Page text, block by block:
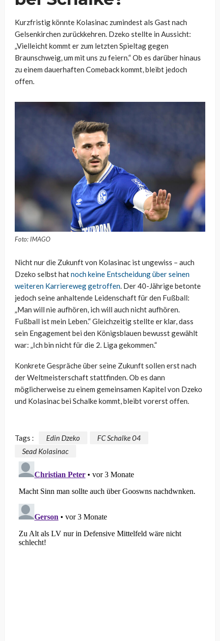
Kurzfristig könnte Kolasinac zumindest als Gast nach
Gelsenkirchen zurückkehren. Dzeko stellte in Aussicht:
„Vielleicht kommt er zum letzten Spieltag gegen
Braunschweig, um mit uns zu feiern.“ Ob es darüber hinaus
zu einem dauerhaften Comeback kommt, bleibt jedoch
offen.
Foto: IMAGO
Nicht nur die Zukunft von Kolasinac ist ungewiss – auch
Dzeko selbst hatnoch keine Entscheidung über seinen
weiteren Karriereweg getroffen . Der 40-Jährige betonte
jedoch seine anhaltende Leidenschaft für den Fußball:
„Man will nie aufhören, ich will auch nicht aufhören.
Fußball ist mein Leben.“ Gleichzeitig stellte er klar, dass
sein Engagement bei den Königsblauen bewusst gewählt
war: „Ich bin nicht für die 2. Liga gekommen.“
Konkrete Gespräche über seine Zukunft sollen erst nach
der Weltmeisterschaft stattfinden. Ob es dann
möglicherweise zu einem gemeinsamen Kapitel von Dzeko
und Kolasinac bei Schalke kommt, bleibt vorerst offen.
Tags : Edin Dzeko
FC Schalke 04
Sead Kolasinac